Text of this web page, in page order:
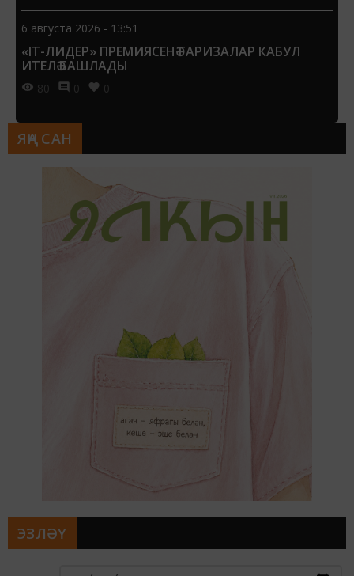
6 августа 2026 - 13:51
«IT-ЛИДЕР» ПРЕМИЯСЕНӘ ГАРИЗАЛАР КАБУЛ
ИТЕЛӘ БАШЛАДЫ
80 0 0
ЯҢА САН
ЭЗЛӘҮ